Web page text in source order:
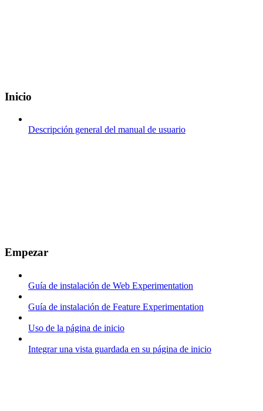
Inicio
Descripción general del manual de usuario
Empezar
Guía de instalación de Web Experimentation
Guía de instalación de Feature Experimentation
Uso de la página de inicio
Integrar una vista guardada en su página de inicio